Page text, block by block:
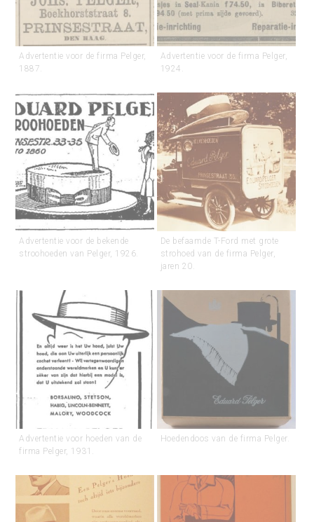
Advertentie voor de firma Pelger,
1887.
Advertentie voor de firma Pelger,
1924.
Advertentie voor de bekende
stroohoeden van Pelger, 1926.
De befaamde T-Ford met grote
strohoed van de firma Pelger,
jaren 20.
Advertentie voor hoeden van de
firma Pelger, 1931.
Hoedendoos van de firma Pelger.